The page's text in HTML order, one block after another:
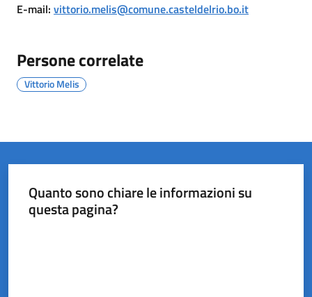
Rio
Tutti
argomenti
E-mail: vittorio.melis@comune.casteldelrio.bo.it
Persone correlate
Vittorio Melis
Quanto sono chiare le informazioni su
questa pagina?